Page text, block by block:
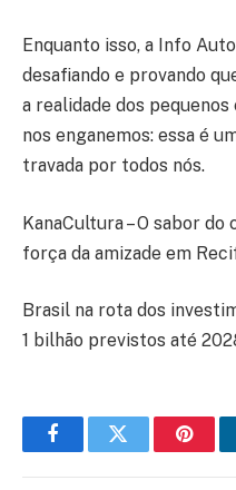
Enquanto isso, a Info
desafiando e provando
a realidade dos
nos enganemos: essa é
travada por todos nós.
KanaCultura – O sabor
força da amizade em
Brasil na rota dos
1 bilhão previstos até
FacebookTwitter